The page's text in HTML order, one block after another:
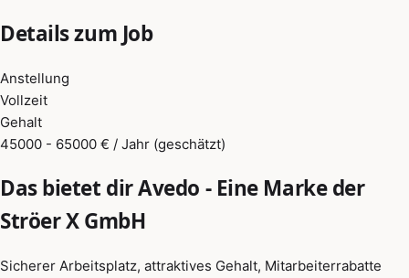
Details zum Job
Anstellung
Vollzeit
Gehalt
45000 - 65000 € / Jahr (geschätzt)
Das bietet dir Avedo - Eine Marke der
Ströer X GmbH
Sicherer Arbeitsplatz, attraktives Gehalt, Mitarbeiterrabatte